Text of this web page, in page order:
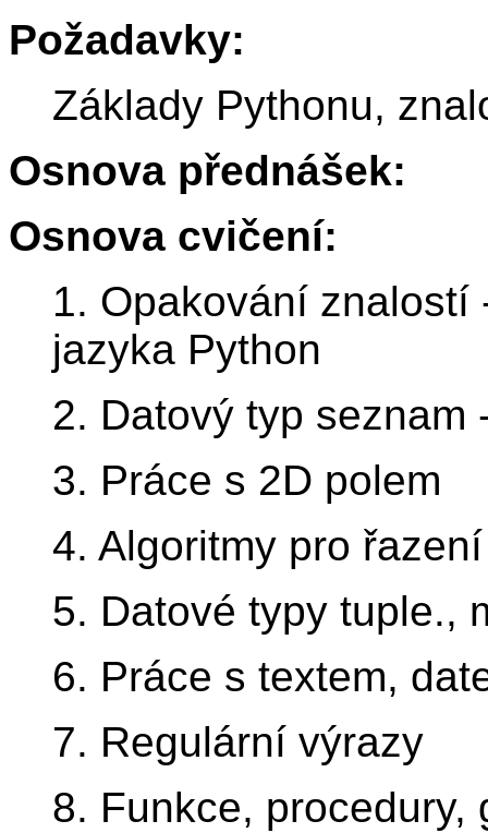
Požadavky:
Základy Pythonu,
Osnova přednášek:
Osnova cvičení:
1. Opakování
jazyka Python
2. Datový typ seznam
3. Práce s 2D polem
4. Algoritmy pro
5. Datové typy tuple.,
6. Práce s textem,
7. Regulární výrazy
8. Funkce,